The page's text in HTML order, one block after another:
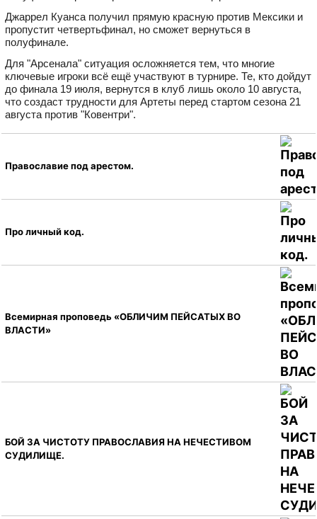
Джаррел Куанса получил прямую красную против Мексики и
пропустит четвертьфинал, но сможет вернуться в
полуфинале.
Для "Арсенала" ситуация осложняется тем, что многие
ключевые игроки всё ещё участвуют в турнире. Те, кто дойдут
до финала 19 июля, вернутся в клуб лишь около 10 августа,
что создаст трудности для Артеты перед стартом сезона 21
августа против "Ковентри".
Православие под арестом.
Про личный код.
Всемирная проповедь «ОБЛИЧИМ ПЕЙСАТЫХ ВО
ВЛАСТИ»
БОЙ ЗА ЧИСТОТУ ПРАВОСЛАВИЯ НА НЕЧЕСТИВОМ
СУДИЛИЩЕ.